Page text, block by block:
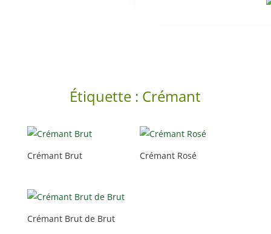
Étiquette : Crémant
Crémant Brut Crémant Rosé
Crémant Brut de Brut